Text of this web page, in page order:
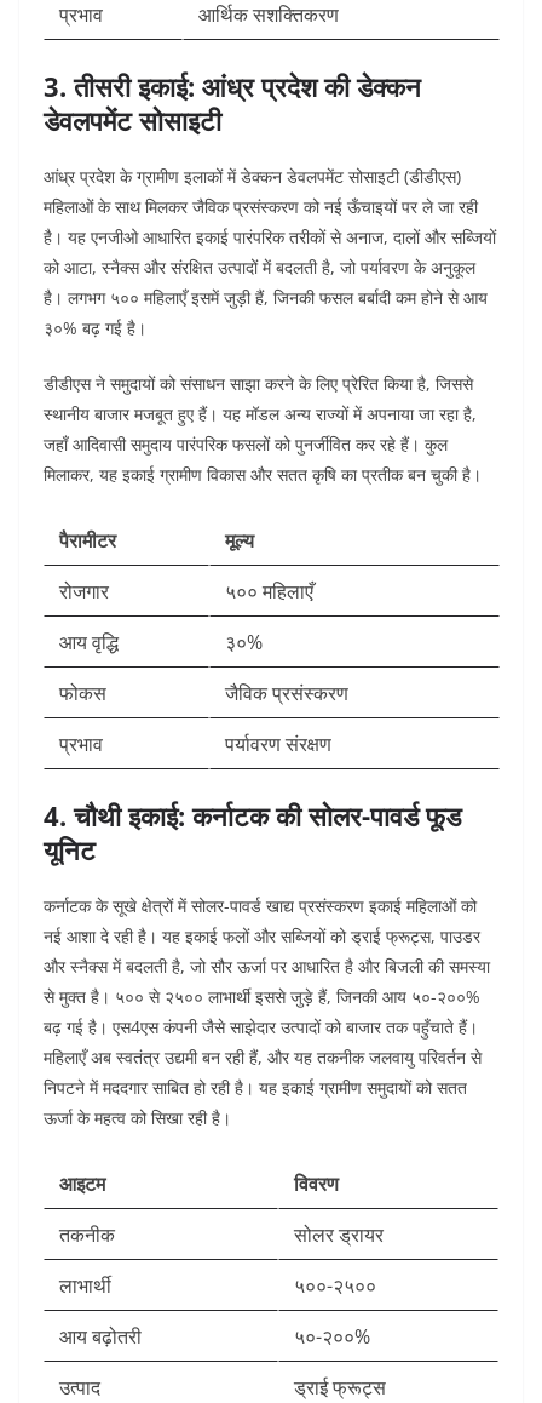
प्रभाव
आर्थिक सशक्तिकरण
3. तीसरी इकाई: आंध्र प्रदेश की डेक्कन
डेवलपमेंट सोसाइटी
आंध्र प्रदेश के ग्रामीण इलाकों में डेक्कन डेवलपमेंट सोसाइटी (डीडीएस)
महिलाओं के साथ मिलकर जैविक प्रसंस्करण को नई ऊँचाइयों पर ले जा रही
है। यह एनजीओ आधारित इकाई पारंपरिक तरीकों से अनाज, दालों और सब्जियों
को आटा, स्नैक्स और संरक्षित उत्पादों में बदलती है, जो पर्यावरण के अनुकूल
है। लगभग ५०० महिलाएँ इसमें जुड़ी हैं, जिनकी फसल बर्बादी कम होने से आय
३०% बढ़ गई है।
डीडीएस ने समुदायों को संसाधन साझा करने के लिए प्रेरित किया है, जिससे
स्थानीय बाजार मजबूत हुए हैं। यह मॉडल अन्य राज्यों में अपनाया जा रहा है,
जहाँ आदिवासी समुदाय पारंपरिक फसलों को पुनर्जीवित कर रहे हैं। कुल
मिलाकर, यह इकाई ग्रामीण विकास और सतत कृषि का प्रतीक बन चुकी है।​
पैरामीटर
मूल्य
रोजगार
५०० महिलाएँ
आय वृद्धि
३०%
फोकस
जैविक प्रसंस्करण
प्रभाव
पर्यावरण संरक्षण
4. चौथी इकाई: कर्नाटक की सोलर-पावर्ड फूड
यूनिट
कर्नाटक के सूखे क्षेत्रों में सोलर-पावर्ड खाद्य प्रसंस्करण इकाई महिलाओं को
नई आशा दे रही है। यह इकाई फलों और सब्जियों को ड्राई फ्रूट्स, पाउडर
और स्नैक्स में बदलती है, जो सौर ऊर्जा पर आधारित है और बिजली की समस्या
से मुक्त है। ५०० से २५०० लाभार्थी इससे जुड़े हैं, जिनकी आय ५०-२००%
बढ़ गई है। एस4एस कंपनी जैसे साझेदार उत्पादों को बाजार तक पहुँचाते हैं।
महिलाएँ अब स्वतंत्र उद्यमी बन रही हैं, और यह तकनीक जलवायु परिवर्तन से
निपटने में मददगार साबित हो रही है। यह इकाई ग्रामीण समुदायों को सतत
ऊर्जा के महत्व को सिखा रही है।​
आइटम
विवरण
तकनीक
सोलर ड्रायर
लाभार्थी
५००-२५००
आय बढ़ोतरी
५०-२००%
उत्पाद
ड्राई फ्रूट्स